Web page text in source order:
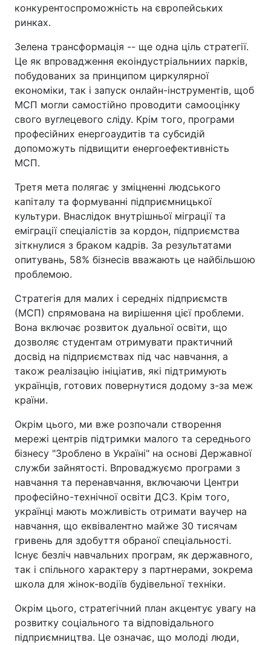
конкурентоспроможність на європейських
ринках.
Зелена трансформація -- ще одна ціль стратегії.
Це як впровадження екоіндустріальниих парків,
побудованих за принципом циркулярної
економіки, так і запуск онлайн-інструментів, щоб
МСП могли самостійно проводити самооцінку
свого вуглецевого сліду. Крім того, програми
професійних енергоаудитів та субсидій
допоможуть підвищити енергоефективність
МСП.
Третя мета полягає у зміцненні людського
капіталу та формуванні підприємницької
культури. Внаслідок внутрішньої міграції та
еміграції спеціалістів за кордон, підприємства
зіткнулися з браком кадрів. За результатами
опитувань, 58% бізнесів вважають це найбільшою
проблемою.
Стратегія для малих і середніх підприємств
(МСП) спрямована на вирішення цієї проблеми.
Вона включає розвиток дуальної освіти, що
дозволяє студентам отримувати практичний
досвід на підприємствах під час навчання, а
також реалізацію ініціатив, які підтримують
українців, готових повернутися додому з-за меж
країни.
Окрім цього, ми вже розпочали створення
мережі центрів підтримки малого та середнього
бізнесу "Зроблено в Україні" на основі Державної
служби зайнятості. Впроваджуємо програми з
навчання та перенавчання, включаючи Центри
професійно-технічної освіти ДСЗ. Крім того,
українці мають можливість отримати ваучер на
навчання, що еквівалентно майже 30 тисячам
гривень для здобуття обраної спеціальності.
Існує безліч навчальних програм, як державного,
так і спільного характеру з партнерами, зокрема
школа для жінок-водіїв будівельної техніки.
Окрім цього, стратегічний план акцентує увагу на
розвитку соціального та відповідального
підприємництва. Це означає, що молоді люди,